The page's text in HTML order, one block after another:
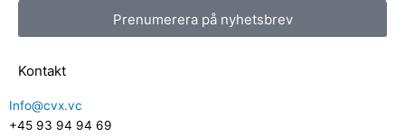
Prenumerera på nyhetsbrev
Kontakt
Info@cvx.vc
+45 93 94 94 69